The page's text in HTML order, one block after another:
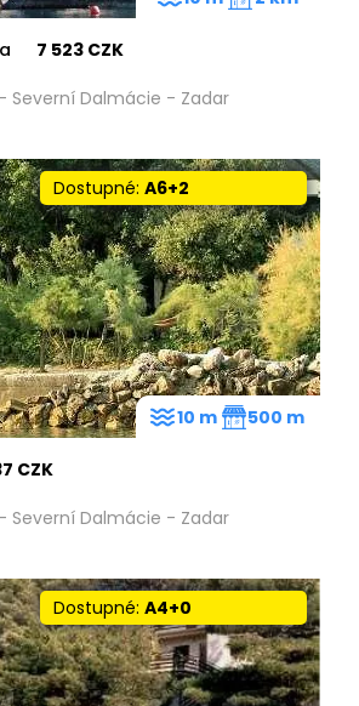
7 523 CZK
Severní Dalmácie - Zadar
Dostupné: A6+2
CZK
Severní Dalmácie - Zadar
10 m 500 m
Dostupné: A4+0